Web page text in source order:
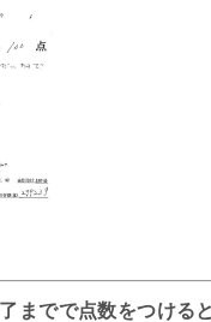
までで点数をつける